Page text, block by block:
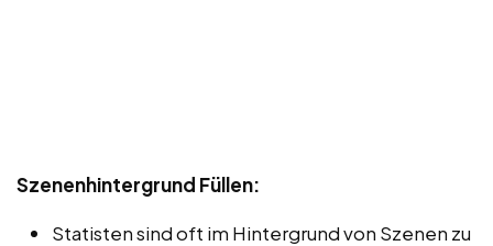
Szenenhintergrund Füllen:
Statisten sind oft im Hintergrund von Szenen zu